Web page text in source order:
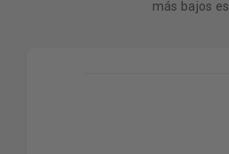
más bajos es